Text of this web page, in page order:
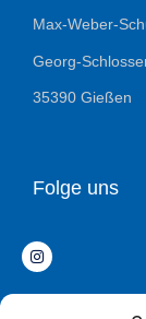
Max-Weber-
Georg-
35390 Gießen
Folge uns